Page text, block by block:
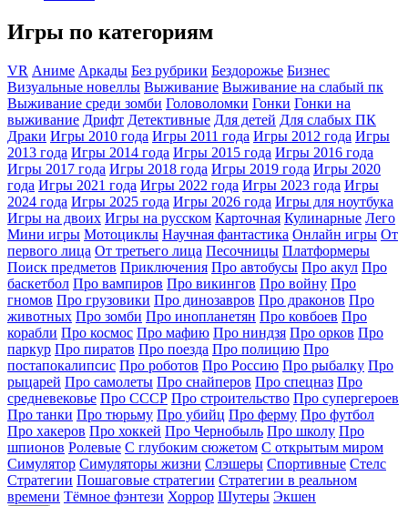
Игры по категориям
VR Аниме Аркады Без рубрики Бездорожье Бизнес
Визуальные новеллы Выживание Выживание на слабый пк
Выживание среди зомби Головоломки Гонки Гонки на
выживание Дрифт Детективные Для детей Для слабых ПК
Драки Игры 2010 года Игры 2011 года Игры 2012 года Игры
2013 года Игры 2014 года Игры 2015 года Игры 2016 года
Игры 2017 года Игры 2018 года Игры 2019 года Игры 2020
года Игры 2021 года Игры 2022 года Игры 2023 года Игры
2024 года Игры 2025 года Игры 2026 года Игры для ноутбука
Игры на двоих Игры на русском Карточная Кулинарные Лего
Мини игры Мотоциклы Научная фантастика Онлайн игры От
первого лица От третьего лица Песочницы Платформеры
Поиск предметов Приключения Про автобусы Про акул Про
баскетбол Про вампиров Про викингов Про войну Про
гномов Про грузовики Про динозавров Про драконов Про
животных Про зомби Про инопланетян Про ковбоев Про
корабли Про космос Про мафию Про ниндзя Про орков Про
паркур Про пиратов Про поезда Про полицию Про
постапокалипсис Про роботов Про Россию Про рыбалку Про
рыцарей Про самолеты Про снайперов Про спецназ Про
средневековье Про СССР Про строительство Про супергероев
Про танки Про тюрьму Про убийц Про ферму Про футбол
Про хакеров Про хоккей Про Чернобыль Про школу Про
шпионов Ролевые С глубоким сюжетом С открытым миром
Симулятор Симуляторы жизни Слэшеры Спортивные Стелс
Стратегии Пошаговые стратегии Стратегии в реальном
времени Тёмное фэнтези Хоррор Шутеры Экшен